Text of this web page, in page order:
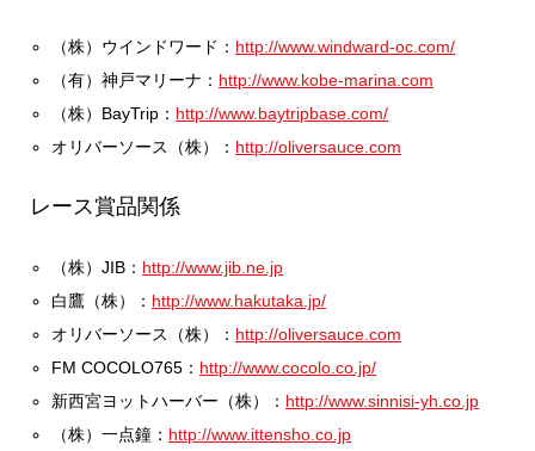
（株）ウインドワード： http://www.windward-oc.com/
（有）神戸マリーナ： http://www.kobe-marina.com
（株）BayTrip： http://www.baytripbase.com/
オリバーソース（株）： http://oliversauce.com
レース賞品関係
（株）JIB： http://www.jib.ne.jp
白鷹（株）： http://www.hakutaka.jp/
オリバーソース（株）： http://oliversauce.com
FM COCOLO765： http://www.cocolo.co.jp/
新西宮ヨットハーバー（株）： http://www.sinnisi-yh.co.jp
（株）一点鐘： http://www.ittensho.co.jp